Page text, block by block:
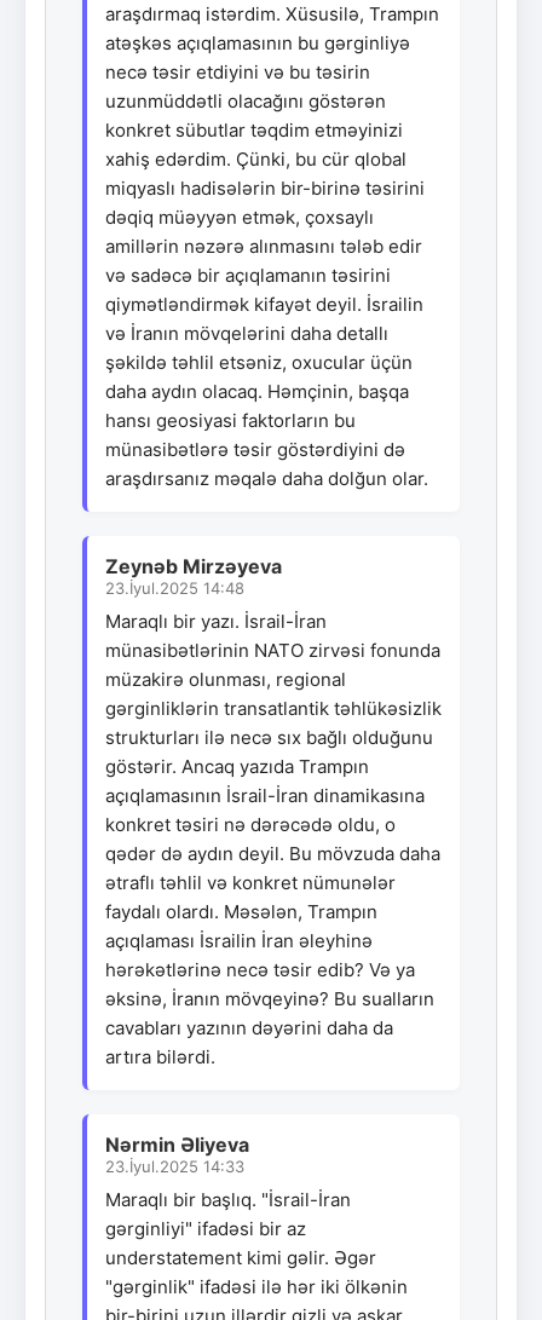
araşdırmaq istərdim. Xüsusilə, Trampın
atəşkəs açıqlamasının bu gərginliyə
necə təsir etdiyini və bu təsirin
uzunmüddətli olacağını göstərən
konkret sübutlar təqdim etməyinizi
xahiş edərdim. Çünki, bu cür qlobal
miqyaslı hadisələrin bir-birinə təsirini
dəqiq müəyyən etmək, çoxsaylı
amillərin nəzərə alınmasını tələb edir
və sadəcə bir açıqlamanın təsirini
qiymətləndirmək kifayət deyil. İsrailin
və İranın mövqelərini daha detallı
şəkildə təhlil etsəniz, oxucular üçün
daha aydın olacaq. Həmçinin, başqa
hansı geosiyasi faktorların bu
münasibətlərə təsir göstərdiyini də
araşdırsanız məqalə daha dolğun olar.
Zeynəb Mirzəyeva
23.İyul.2025 14:48
Maraqlı bir yazı. İsrail-İran
münasibətlərinin NATO zirvəsi fonunda
müzakirə olunması, regional
gərginliklərin transatlantik təhlükəsizlik
strukturları ilə necə sıx bağlı olduğunu
göstərir. Ancaq yazıda Trampın
açıqlamasının İsrail-İran dinamikasına
konkret təsiri nə dərəcədə oldu, o
qədər də aydın deyil. Bu mövzuda daha
ətraflı təhlil və konkret nümunələr
faydalı olardı. Məsələn, Trampın
açıqlaması İsrailin İran əleyhinə
hərəkətlərinə necə təsir edib? Və ya
əksinə, İranın mövqeyinə? Bu sualların
cavabları yazının dəyərini daha da
artıra bilərdi.
Nərmin Əliyeva
23.İyul.2025 14:33
Maraqlı bir başlıq. "İsrail-İran
gərginliyi" ifadəsi bir az
understatement kimi gəlir. Əgər
"gərginlik" ifadəsi ilə hər iki ölkənin